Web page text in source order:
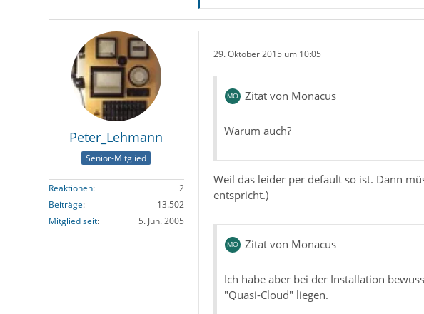
Peter_Lehmann
Senior-Mitglied
Reaktionen
2
Beiträge
13.502
Mitglied seit
5. Jun. 2005
29. Oktober 2015 um 10:05
Zitat von Monacus
Warum auch?
Weil das leider per default so ist. Dann
entspricht.)
Zitat von Monacus
Ich habe aber bei der Installation
"Quasi-Cloud" liegen.